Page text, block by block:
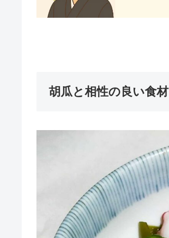
胡瓜と相性の良い食材